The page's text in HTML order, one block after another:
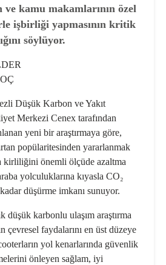
ve kamu makamlarının özel
işbirliği yapmasının kritik
söylüyor.
Düşük Karbon ve Yakıt
Merkezi Cenex tarafından
yeni bir araştırmaya göre,
popülaritesinden yararlanmak
kirliliğini önemli ölçüde azaltma
yolculuklarına kıyasla CO₂
düşürme imkanı sunuyor.
karbonlu ulaşım araştırma
çevresel faydalarını en üst düzeye
yol kenarlarında güvenlik
önleyen sağlam, iyi